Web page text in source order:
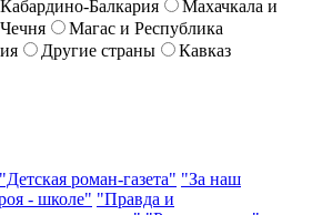
Балкария
Махачкала и
Магас и Республика
Другие страны
Кавказ
"Детская роман-газета" "За наш
- школе" "Правда и